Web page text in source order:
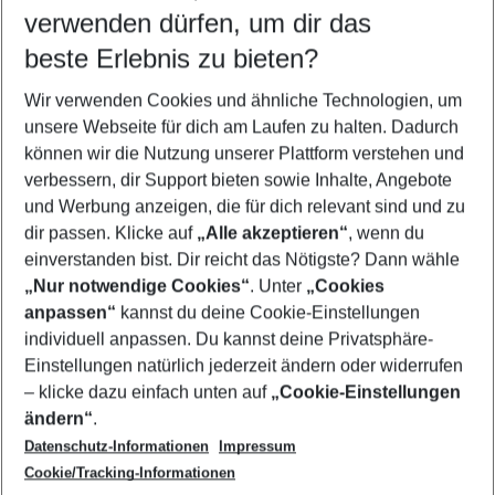
Wähle deinen Reisezeitraum
5-8 Nächte
2 Erwachsene Keine Kinder
Mehr Filter anzeigen
Footer
Footer navigation
Über uns
AGB
Bestpreisgarantie
Cookie-Einstellungen ändern
Cookie-Richtlinie
Agenturbetreuung
Barrierefreies Reisen
Folge uns
verwenden dürfen, um dir das
beste Erlebnis zu bieten?
Wir verwenden Cookies und ähnliche Technologien, um
unsere Webseite für dich am Laufen zu halten. Dadurch
können wir die Nutzung unserer Plattform verstehen und
verbessern, dir Support bieten sowie Inhalte, Angebote
und Werbung anzeigen, die für dich relevant sind und zu
dir passen. Klicke auf „Alle akzeptieren“, wenn du
einverstanden bist. Dir reicht das Nötigste? Dann wähle
„Nur notwendige Cookies“. Unter „Cookies
anpassen“ kannst du deine Cookie-Einstellungen
individuell anpassen. Du kannst deine Privatsphäre-
Einstellungen natürlich jederzeit ändern oder widerrufen
– klicke dazu einfach unten auf „Cookie-Einstellungen
ändern“.
Datenschutz-Informationen
Impressum
Cookie/Tracking-Informationen